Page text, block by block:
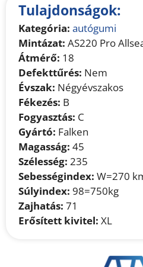
Tulajdonságok:
Kategória: autógumi
Mintázat: AS220 Pro
Átmérő: 18
Defekttűrés: Nem
Évszak: Négyévszakos
Fékezés: B
Fogyasztás: C
Gyártó: Falken
Magasság: 45
Szélesség: 235
Sebességindex: W=270
Súlyindex: 98=750kg
Zajhatás: 71
Erősített kivitel: XL